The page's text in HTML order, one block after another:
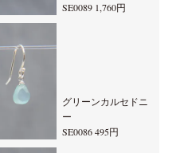
SE0089 1,760円
グリーンカルセドニ
ー
SE0086 495円